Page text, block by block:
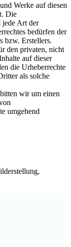
Werke auf diesen
Die
jede Art der
bedürfen der
bzw. Erstellers.
den privaten, nicht
auf dieser
die Urheberrechte
als solche
wir um einen
umgehend